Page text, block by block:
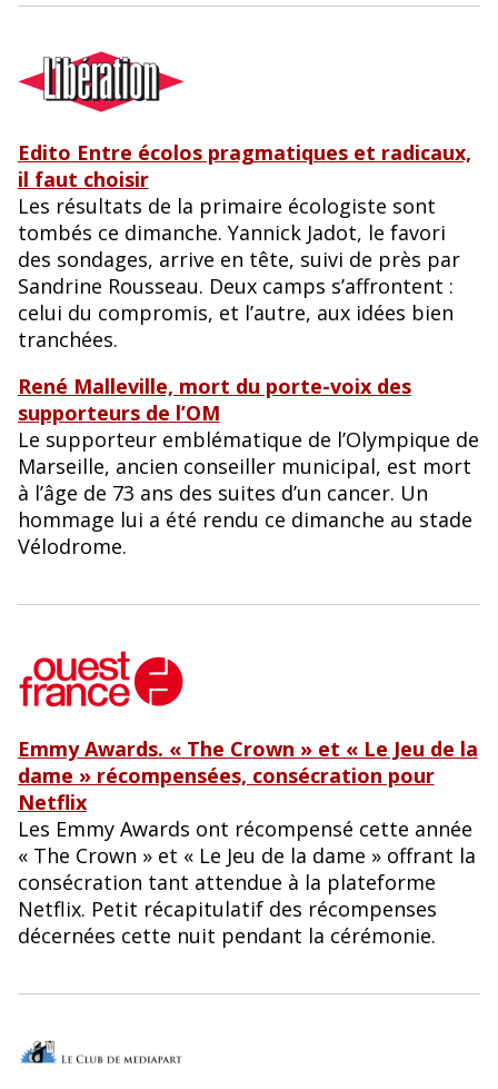
Edito Entre écolos pragmatiques et radicaux,
il faut choisir
Les résultats de la primaire écologiste sont
tombés ce dimanche. Yannick Jadot, le favori
des sondages, arrive en tête, suivi de près par
Sandrine Rousseau. Deux camps s’affrontent :
celui du compromis, et l’autre, aux idées bien
tranchées.
René Malleville, mort du porte-voix des
supporteurs de l’OM
Le supporteur emblématique de l’Olympique de
Marseille, ancien conseiller municipal, est mort
à l’âge de 73 ans des suites d’un cancer. Un
hommage lui a été rendu ce dimanche au stade
Vélodrome.
Emmy Awards. « The Crown » et « Le Jeu de la
dame » récompensées, consécration pour
Netflix
Les Emmy Awards ont récompensé cette année
« The Crown » et « Le Jeu de la dame » offrant la
consécration tant attendue à la plateforme
Netflix. Petit récapitulatif des récompenses
décernées cette nuit pendant la cérémonie.